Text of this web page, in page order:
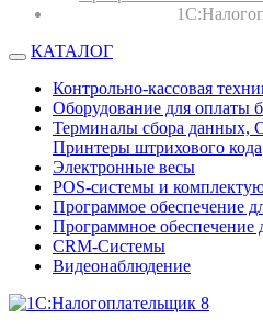
КАТАЛОГ
Контрольно-кассовая
Оборудование для оплаты
Терминалы сбора данных,
Принтеры штрихового кода
Электронные весы
POS-системы и
Программое обеспечение
Программное обеспечение
CRM-Системы
Видеонаблюдение